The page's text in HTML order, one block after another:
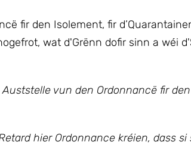
fir den Isolement, fir
wat d'Grënn dofir sinn a wéi
vun den Ordonnancë fir
hier Ordonnance kréien, dass si